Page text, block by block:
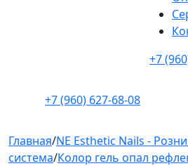
+7
+7 (960) 627-68-08
Главная/NE Esthetic Nails -
система/Колор гель опал